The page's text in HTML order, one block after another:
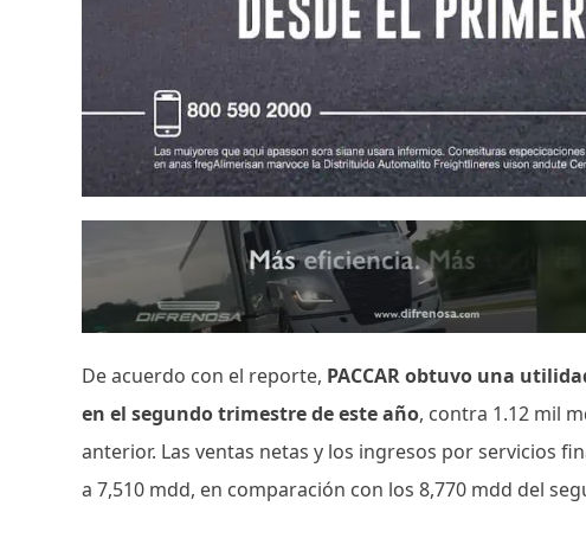
De acuerdo con el reporte, PACCAR obtuvo una
en el segundo trimestre de este año, contra 1.12 mil
anterior. Las ventas netas y los ingresos por servicios
a 7,510 mdd, en comparación con los 8,770 mdd del